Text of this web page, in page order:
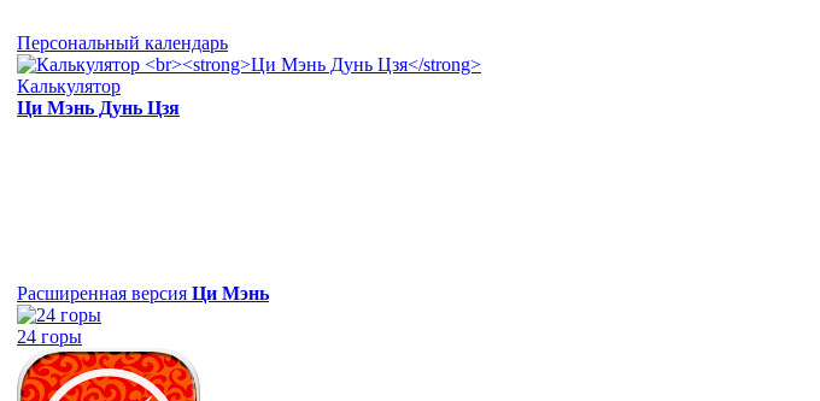
Персональный календарь
Калькулятор
Ци Мэнь Дунь Цзя
Расширенная версия Ци Мэнь
24 горы